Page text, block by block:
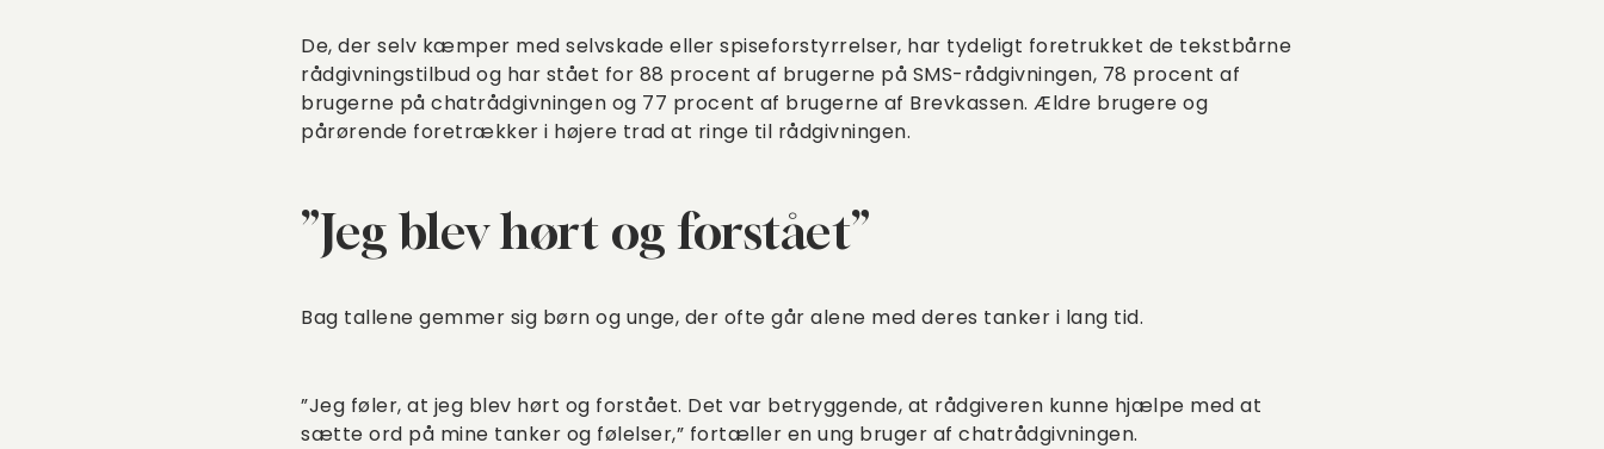
De, der selv kæmper med selvskade eller spiseforstyrrelser, har tydeligt foretrukket de tekstbårne
rådgivningstilbud og har stået for 88 procent af brugerne på SMS-rådgivningen, 78 procent af
brugerne på chatrådgivningen og 77 procent af brugerne af Brevkassen. Ældre brugere og
pårørende foretrækker i højere trad at ringe til rådgivningen.
”Jeg blev hørt og forstået”
Bag tallene gemmer sig børn og unge, der ofte går alene med deres tanker i lang tid.
”Jeg føler, at jeg blev hørt og forstået. Det var betryggende, at rådgiveren kunne hjælpe med at
sætte ord på mine tanker og følelser,” fortæller en ung bruger af chatrådgivningen.